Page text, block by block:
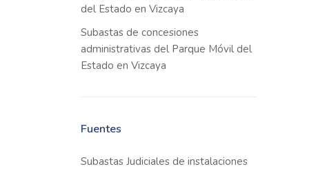
del Estado en Vizcaya
Subastas de concesiones
administrativas del Parque Móvil del
Estado en Vizcaya
Fuentes
Subastas Judiciales de instalaciones